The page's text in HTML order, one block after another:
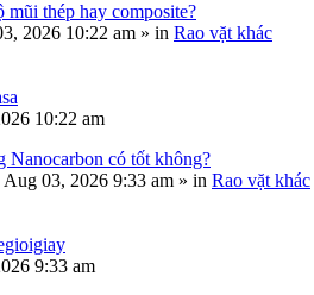
mũi thép hay composite?
2026 10:22 am » in Rao vặt khác
10:22 am
Nanocarbon có tốt không?
03, 2026 9:33 am » in Rao vặt khác
9:33 am